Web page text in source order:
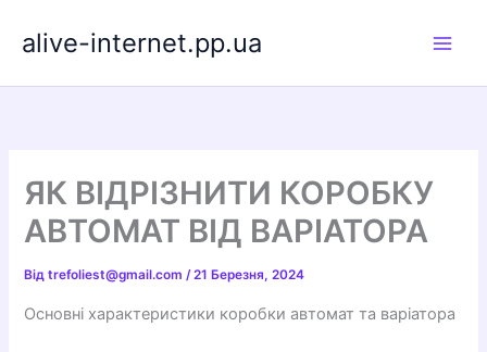
alive-internet.pp.ua
ЯК ВІДРІЗНИТИ КОРОБКУ
АВТОМАТ ВІД ВАРІАТОРА
Відtrefoliest@gmail.com/21 Березня, 2024
Основні характеристики коробки автомат та варіатора